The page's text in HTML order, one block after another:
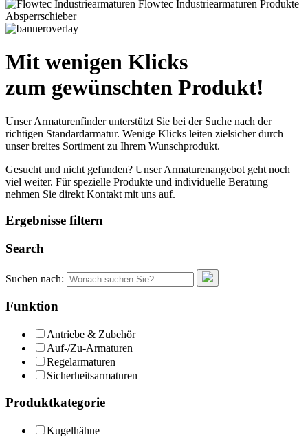
Mit wenigen Klicks
zum gewünschten Produkt!
Unser Armaturenfinder unterstützt Sie bei der Suche nach der
richtigen Standardarmatur. Wenige Klicks leiten zielsicher durch
unser breites Sortiment zu Ihrem Wunschprodukt.
Gesucht und nicht gefunden? Unser Armaturenangebot geht noch
viel weiter. Für spezielle Produkte und individuelle Beratung
nehmen Sie direkt Kontakt mit uns auf.
Ergebnisse filtern
Search
Suchen nach:
Funktion
Antriebe & Zubehör
Auf-/Zu-Armaturen
Regelarmaturen
Sicherheitsarmaturen
Produktkategorie
Kugelhähne